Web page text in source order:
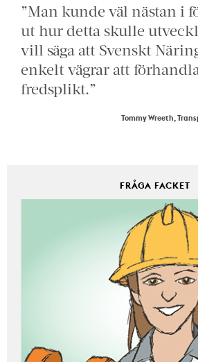
”Man kunde väl nästan i
ut hur detta skulle
vill säga att Svenskt
enkelt vägrar att
fredsplikt.”
Tommy Wreeth,
FRÅGA FACKET